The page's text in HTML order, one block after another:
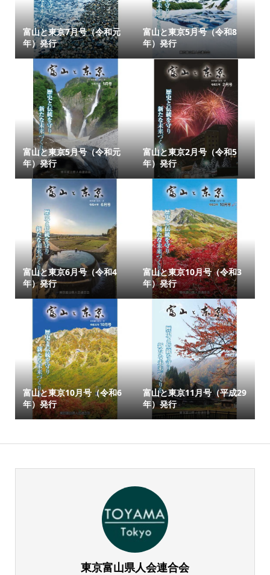
富山と東京7月号（令和元
年）発行
富山と東京5月号（令和8
年）発行
富山と東京5月号（令和元
年）発行
富山と東京2月号（令和5
年）発行
富山と東京6月号（令和4
年）発行
富山と東京10月号（令和3
年）発行
富山と東京10月号（令和6
年）発行
富山と東京11月号（平成29
年）発行
東京富山県人会連合会